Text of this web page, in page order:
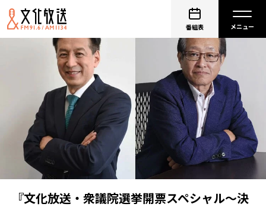
番組表
『文化放送・衆議院選挙開票スペシャル～決